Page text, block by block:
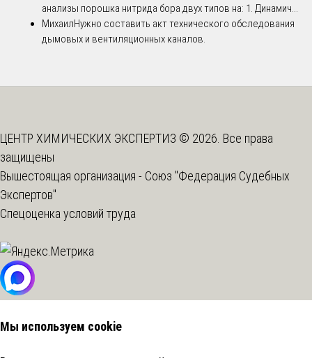
анализы порошка нитрида бора двух типов на: 1. Динамич...
МихаилНужно составить акт технического обследования
дымовых и вентиляционных каналов.
ЦЕНТР ХИМИЧЕСКИХ ЭКСПЕРТИЗ © 2026. Все права
защищены
Вышестоящая организация - Союз "Федерация Судебных
Экспертов"
Спецоценка условий труда
Мы используем cookie